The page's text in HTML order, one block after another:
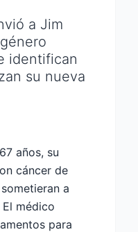
a Jim
identifican
su nueva
años, su
cáncer de
a
médico
para